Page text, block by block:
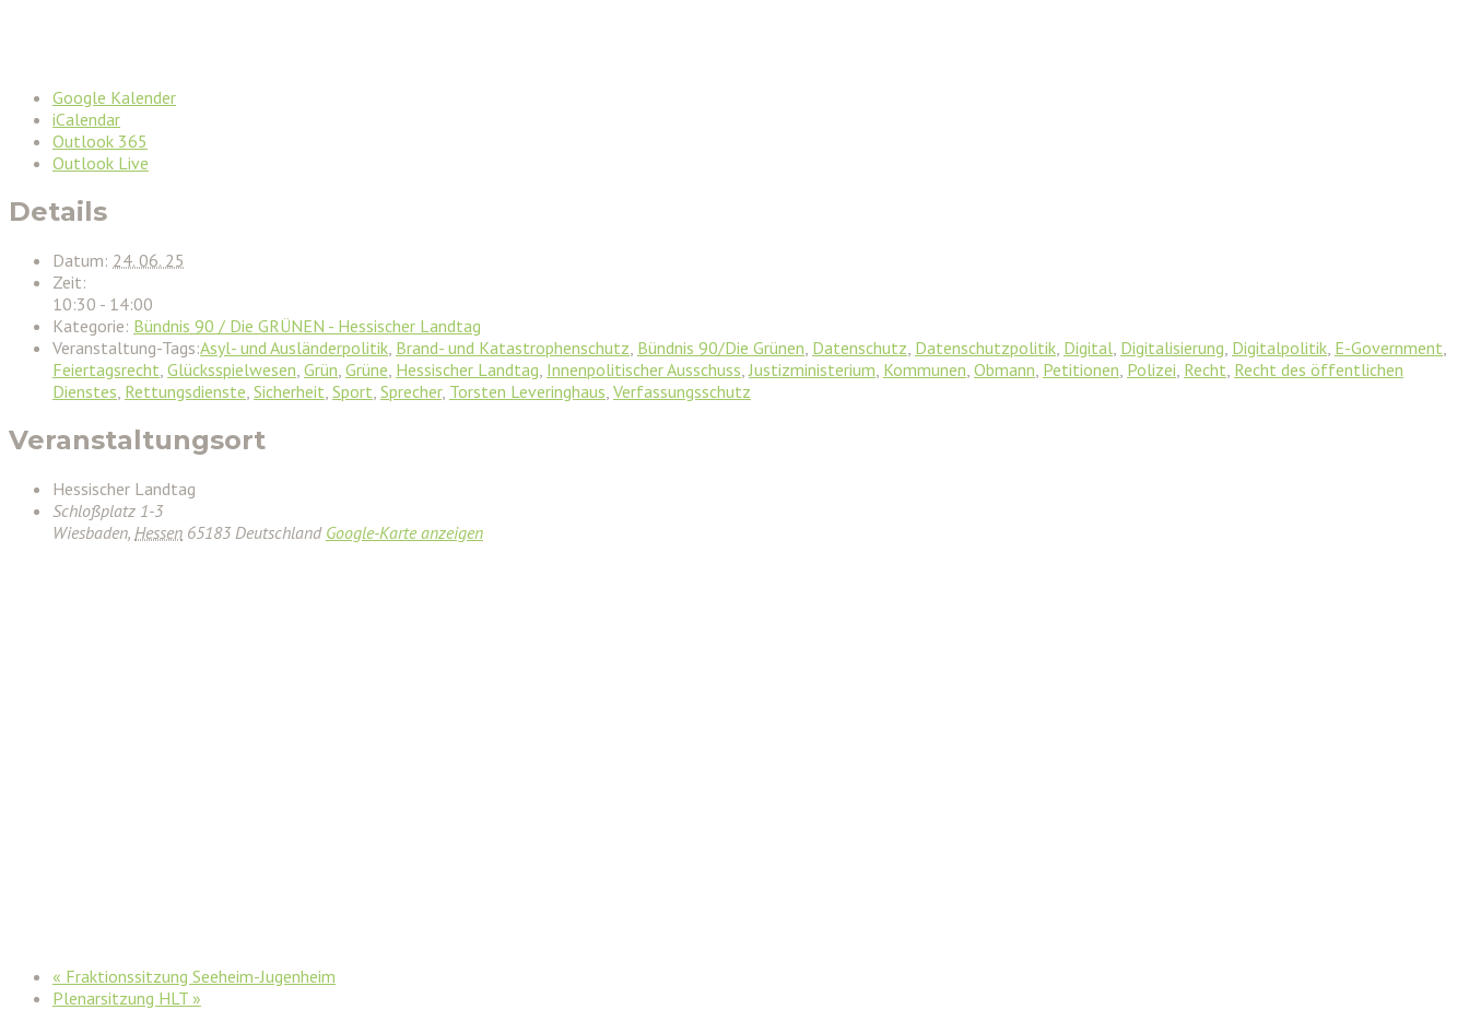
Google Kalender
iCalendar
Outlook 365
Outlook Live
Details
Datum: 24. 06. 25
Zeit:
10:30 - 14:00
Kategorie: Bündnis 90 / Die GRÜNEN - Hessischer Landtag
Veranstaltung-Tags:Asyl- und Ausländerpolitik Brand- und Katastrophenschutz Bündnis 90/Die Grünen Datenschutz Datenschutzpolitik Digital Digitalisierung Digitalpolitik E-Government
Feiertagsrecht Glücksspielwesen Grün Grüne Hessischer Landtag Innenpolitischer Ausschuss Justizministerium Kommunen Obmann Petitionen Polizei Recht Recht des öffentlichen
Dienstes Rettungsdienste Sicherheit Sport Sprecher, Torsten Leveringhaus Verfassungsschutz
Veranstaltungsort
Hessischer Landtag
Schloßplatz 1-3
Wiesbaden, Hessen 65183 Deutschland Google-Karte anzeigen
« Fraktionssitzung Seeheim-Jugenheim
Plenarsitzung HLT »